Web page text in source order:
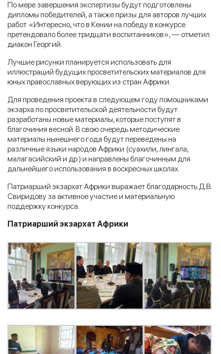
По мере завершения экспертизы будут подготовлены
дипломы победителей, а также призы для авторов лучших
работ. «Интересно, что в Кении на победу в конкурсе
претендовало более тридцати воспитанников», — отметил
диакон Георгий.
Лучшие рисунки планируется использовать для
иллюстраций будущих просветительских материалов для
юных православных верующих из стран Африки.
Для проведения проекта в следующем году помощниками
экзарха по просветительской деятельности будут
разработаны новые материалы, которые поступят в
благочиния весной. В свою очередь методические
материалы нынешнего года будут переведены на
различные языки народов Африки (суахили, лингала,
малагасийский и др.) и направлены благочинным для
дальнейшего использования в воскресных школах.
Патриарший экзархат Африки выражает благодарность Д.В.
Свиридову за активное участие и материальную
поддержку конкурса.
Патриарший экзархат Африки